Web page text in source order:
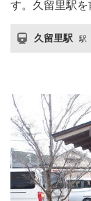
す。久留里駅を
久留里駅 駅